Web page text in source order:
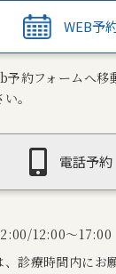
電話予約
12:00～17:00
診療時間内にお
WEB予
予約フォームへ移
。